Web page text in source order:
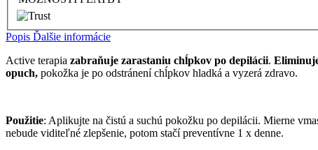
Popis Ďalšie informácie
Active terapia zabraňuje zarastaniu chĺpkov po depilácii.
opuch, pokožka je po odstránení chĺpkov hladká a vyzerá zdravo.
Použitie: Aplikujte na čistú a suchú pokožku po depilácii. Mierne
nebude viditeľné zlepšenie, potom stačí preventívne 1 x denne.